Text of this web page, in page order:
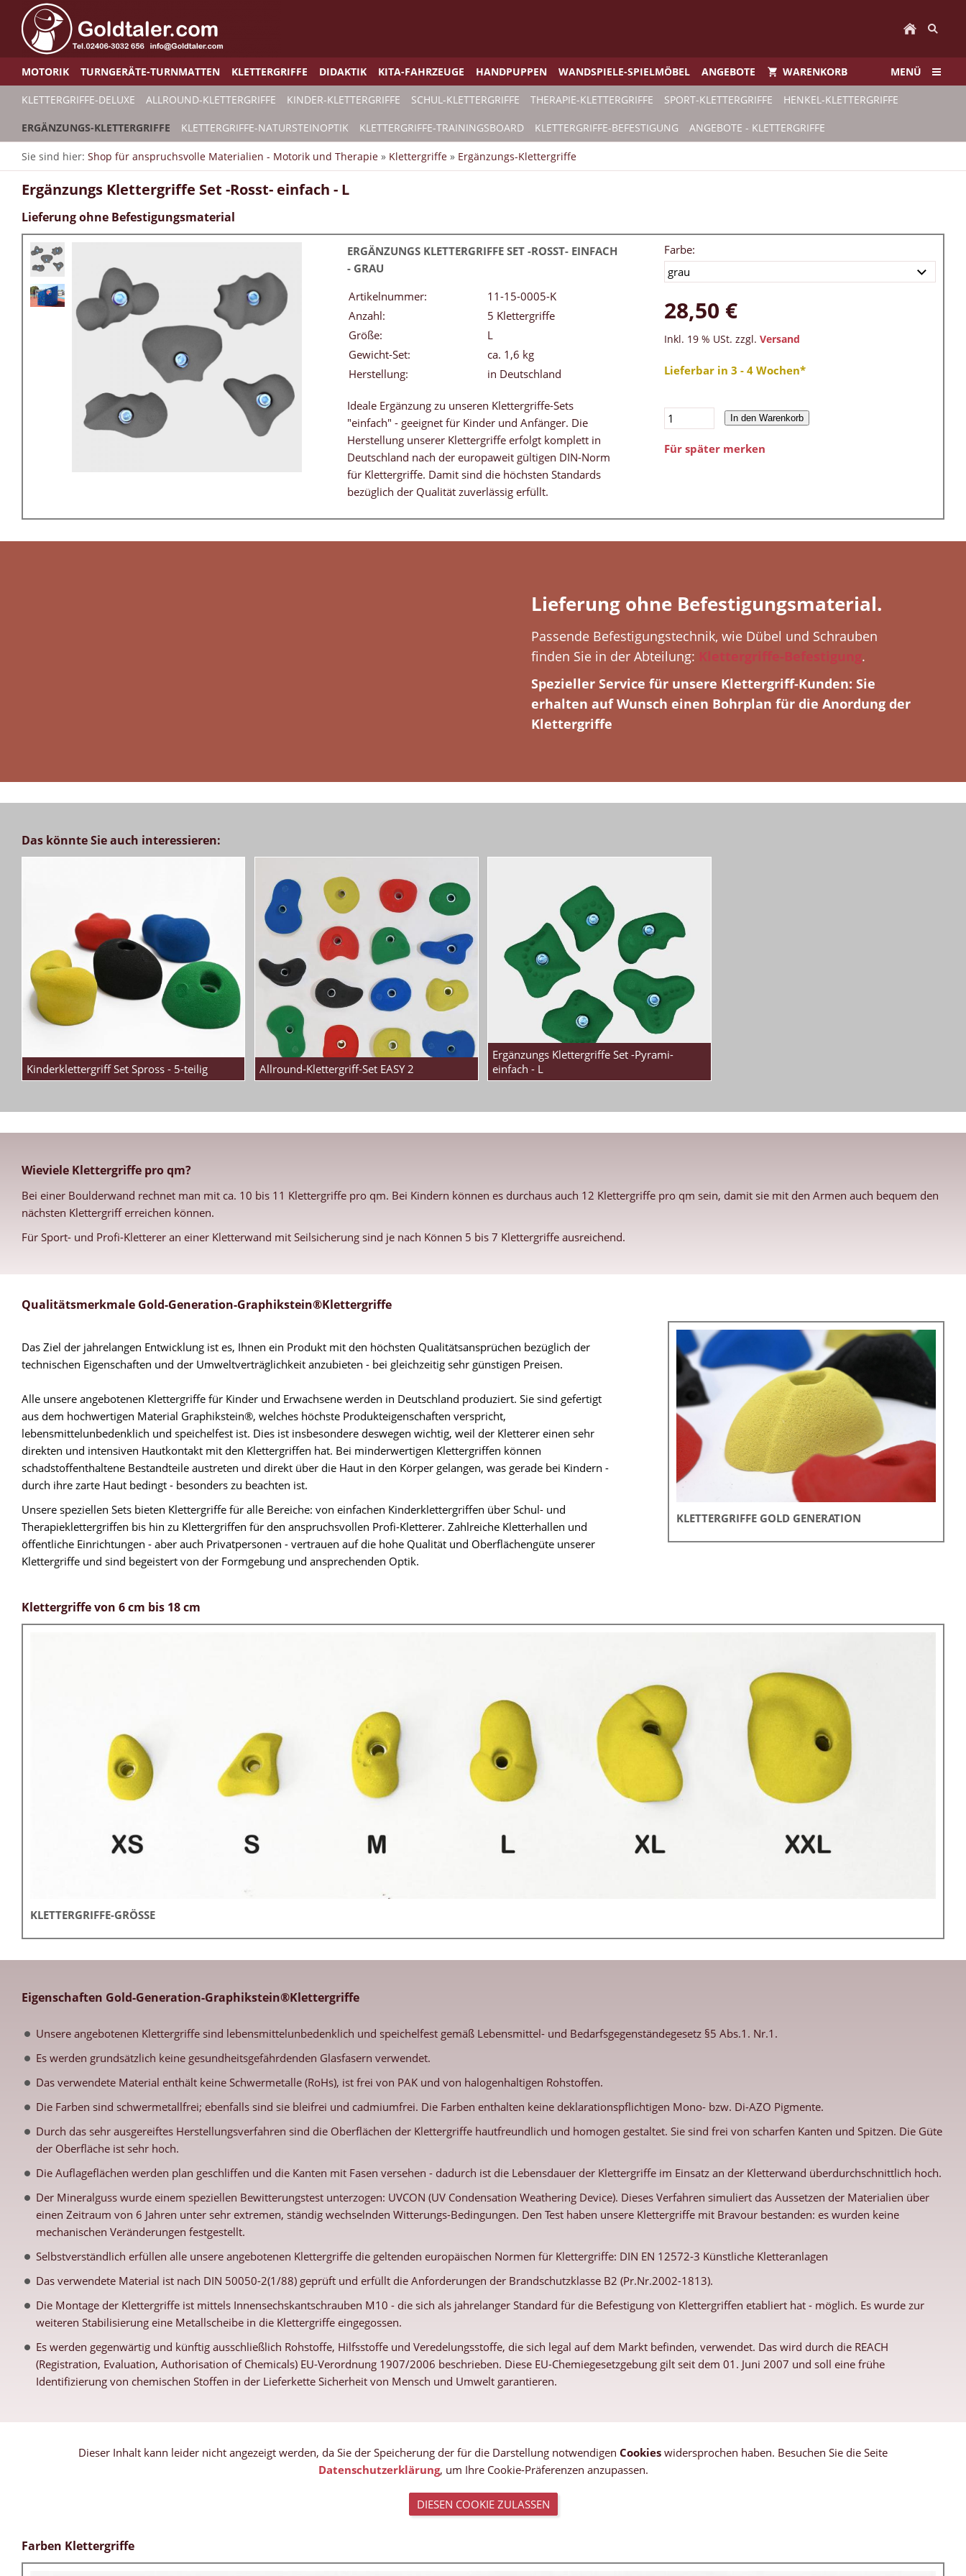
MOTORIK TURNGERÄTE-TURNMATTEN KLETTERGRIFFE DIDAKTIK KITA-FAHRZEUGE HANDPUPPEN WANDSPIELE-SPIELMÖBEL ANGEBOTE WARENKORB MENÜ
KLETTERGRIFFE-DELUXE ALLROUND-KLETTERGRIFFE KINDER-KLETTERGRIFFE SCHUL-KLETTERGRIFFE THERAPIE-KLETTERGRIFFE SPORT-KLETTERGRIFFE HENKEL-KLETTERGRIFFE
ERGÄNZUNGS-KLETTERGRIFFE KLETTERGRIFFE-NATURSTEINOPTIK KLETTERGRIFFE-TRAININGSBOARD KLETTERGRIFFE-BEFESTIGUNG ANGEBOTE - KLETTERGRIFFE
Sie sind hier: Shop für anspruchsvolle Materialien - Motorik und Therapie » Klettergriffe » Ergänzungs-Klettergriffe
Ergänzungs Klettergriffe Set -Rosst- einfach - L
Lieferung ohne Befestigungsmaterial
ERGÄNZUNGS KLETTERGRIFFE SET -ROSST- EINFACH
- GRAU
Artikelnummer:
11-15-0005-K
Anzahl:
5 Klettergriffe
Größe:
L
Gewicht-Set:
ca. 1,6 kg
Herstellung:
in Deutschland
Ideale Ergänzung zu unseren Klettergriffe-Sets
"einfach" - geeignet für Kinder und Anfänger. Die
Herstellung unserer Klettergriffe erfolgt komplett in
Deutschland nach der europaweit gültigen DIN-Norm
für Klettergriffe. Damit sind die höchsten Standards
bezüglich der Qualität zuverlässig erfüllt.
Farbe:
28,50 €
Inkl. 19 % USt. zzgl. Versand
Lieferbar in 3 - 4 Wochen*
In den Warenkorb
Für später merken
Lieferung ohne Befestigungsmaterial.
Passende Befestigungstechnik, wie Dübel und Schrauben
finden Sie in der Abteilung: Klettergriffe-Befestigung.
Spezieller Service für unsere Klettergriff-Kunden: Sie
erhalten auf Wunsch einen Bohrplan für die Anordung der
Klettergriffe
Das könnte Sie auch interessieren:
Kinderklettergriff Set Spross - 5-teilig Allround-Klettergriff-Set EASY 2
Ergänzungs Klettergriffe Set -Pyrami-
einfach - L
Wieviele Klettergriffe pro qm?
Bei einer Boulderwand rechnet man mit ca. 10 bis 11 Klettergriffe pro qm. Bei Kindern können es durchaus auch 12 Klettergriffe pro qm sein, damit sie mit den Armen auch bequem den
nächsten Klettergriff erreichen können.
Für Sport- und Profi-Kletterer an einer Kletterwand mit Seilsicherung sind je nach Können 5 bis 7 Klettergriffe ausreichend.
Qualitätsmerkmale Gold-Generation-Graphikstein®Klettergriffe
KLETTERGRIFFE GOLD GENERATION
Das Ziel der jahrelangen Entwicklung ist es, Ihnen ein Produkt mit den höchsten Qualitätsansprüchen bezüglich der
technischen Eigenschaften und der Umweltverträglichkeit anzubieten - bei gleichzeitig sehr günstigen Preisen.
Alle unsere angebotenen Klettergriffe für Kinder und Erwachsene werden in Deutschland produziert. Sie sind gefertigt
aus dem hochwertigen Material Graphikstein®, welches höchste Produkteigenschaften verspricht,
lebensmittelunbedenklich und speichelfest ist. Dies ist insbesondere deswegen wichtig, weil der Kletterer einen sehr
direkten und intensiven Hautkontakt mit den Klettergriffen hat. Bei minderwertigen Klettergriffen können
schadstoffenthaltene Bestandteile austreten und direkt über die Haut in den Körper gelangen, was gerade bei Kindern -
durch ihre zarte Haut bedingt - besonders zu beachten ist.
Unsere speziellen Sets bieten Klettergriffe für alle Bereiche: von einfachen Kinderklettergriffen über Schul- und
Therapieklettergriffen bis hin zu Klettergriffen für den anspruchsvollen Profi-Kletterer. Zahlreiche Kletterhallen und
öffentliche Einrichtungen - aber auch Privatpersonen - vertrauen auf die hohe Qualität und Oberflächengüte unserer
Klettergriffe und sind begeistert von der Formgebung und ansprechenden Optik.
Klettergriffe von 6 cm bis 18 cm
KLETTERGRIFFE-GRÖSSE
Eigenschaften Gold-Generation-Graphikstein®Klettergriffe
Unsere angebotenen Klettergriffe sind lebensmittelunbedenklich und speichelfest gemäß Lebensmittel- und Bedarfsgegenständegesetz §5 Abs.1. Nr.1.
Es werden grundsätzlich keine gesundheitsgefährdenden Glasfasern verwendet.
Das verwendete Material enthält keine Schwermetalle (RoHs), ist frei von PAK und von halogenhaltigen Rohstoffen.
Die Farben sind schwermetallfrei; ebenfalls sind sie bleifrei und cadmiumfrei. Die Farben enthalten keine deklarationspflichtigen Mono- bzw. Di-AZO Pigmente.
Durch das sehr ausgereiftes Herstellungsverfahren sind die Oberflächen der Klettergriffe hautfreundlich und homogen gestaltet. Sie sind frei von scharfen Kanten und Spitzen. Die Güte
der Oberfläche ist sehr hoch.
Die Auflageflächen werden plan geschliffen und die Kanten mit Fasen versehen - dadurch ist die Lebensdauer der Klettergriffe im Einsatz an der Kletterwand überdurchschnittlich hoch.
Der Mineralguss wurde einem speziellen Bewitterungstest unterzogen: UVCON (UV Condensation Weathering Device). Dieses Verfahren simuliert das Aussetzen der Materialien über
einen Zeitraum von 6 Jahren unter sehr extremen, ständig wechselnden Witterungs-Bedingungen. Den Test haben unsere Klettergriffe mit Bravour bestanden: es wurden keine
mechanischen Veränderungen festgestellt.
Selbstverständlich erfüllen alle unsere angebotenen Klettergriffe die geltenden europäischen Normen für Klettergriffe: DIN EN 12572-3 Künstliche Kletteranlagen
Das verwendete Material ist nach DIN 50050-2(1/88) geprüft und erfüllt die Anforderungen der Brandschutzklasse B2 (Pr.Nr.2002-1813).
Die Montage der Klettergriffe ist mittels Innensechskantschrauben M10 - die sich als jahrelanger Standard für die Befestigung von Klettergriffen etabliert hat - möglich. Es wurde zur
weiteren Stabilisierung eine Metallscheibe in die Klettergriffe eingegossen.
Es werden gegenwärtig und künftig ausschließlich Rohstoffe, Hilfsstoffe und Veredelungsstoffe, die sich legal auf dem Markt befinden, verwendet. Das wird durch die REACH
(Registration, Evaluation, Authorisation of Chemicals) EU-Verordnung 1907/2006 beschrieben. Diese EU-Chemiegesetzgebung gilt seit dem 01. Juni 2007 und soll eine frühe
Identifizierung von chemischen Stoffen in der Lieferkette Sicherheit von Mensch und Umwelt garantieren.
Dieser Inhalt kann leider nicht angezeigt werden, da Sie der Speicherung der für die Darstellung notwendigen Cookies widersprochen haben. Besuchen Sie die Seite
Datenschutzerklärung, um Ihre Cookie-Präferenzen anzupassen.
DIESEN COOKIE ZULASSEN
Farben Klettergriffe